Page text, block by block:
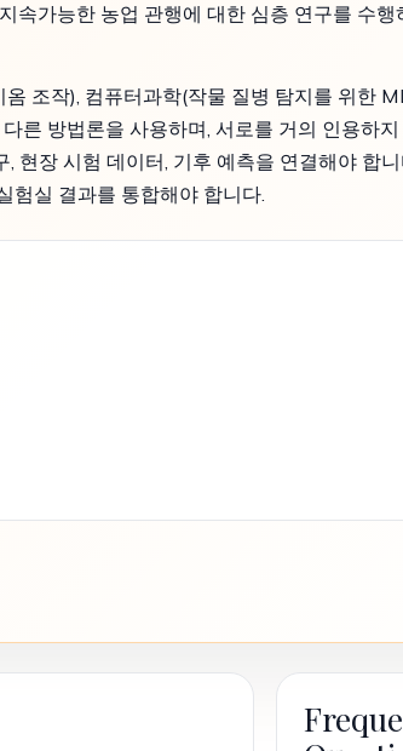
속가능한 농업 관행에 대한 심층 연구를 수
조작), 컴퓨터과학(작물 질병 탐지를 위한
른 방법론을 사용하며, 서로를 거의 인용하
현장 시험 데이터, 기후 예측을 연결해야 합
험실 결과를 통합해야 합니다.